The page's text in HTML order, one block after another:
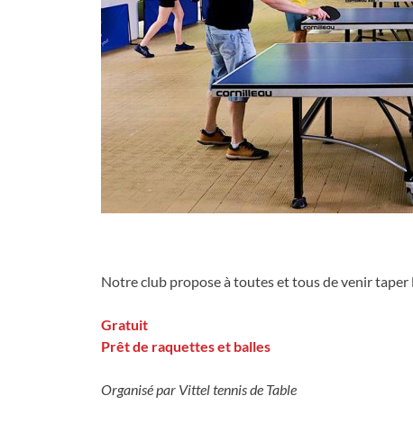
Partager sur
Notre club propose à toutes et tous de venir
Gratuit
Prêt de raquettes et balles
Organisé par Vittel tennis de Table